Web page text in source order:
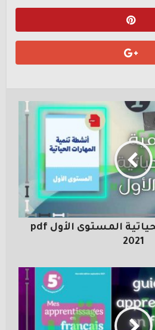
دليل المهارات الحياتية المستوى الأول pdf
2021